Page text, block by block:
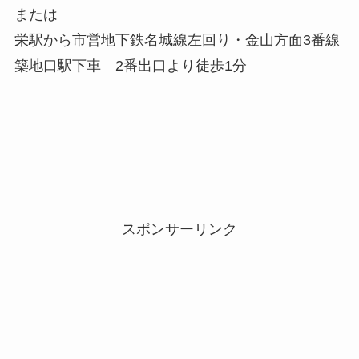
または
栄駅から市営地下鉄名城線左回り・金山方面3番線
築地口駅下車 2番出口より徒歩1分
スポンサーリンク